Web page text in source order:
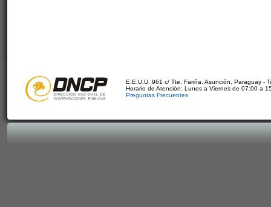
E.E.U.U. 961 c/ Tte. Fariña. Asunción, Paraguay -
Horario de Atención: Lunes a Viernes de 07:00 a
Preguntas Frecuentes